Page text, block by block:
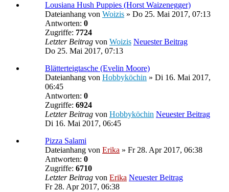
Lousiana Hush Puppies (Horst Waizenegger)
Dateianhang von Woizis » Do 25. Mai 2017, 07:13
Antworten: 0
Zugriffe: 7724
Letzter Beitrag von Woizis Neuester Beitrag
Do 25. Mai 2017, 07:13
Blätterteigtasche (Evelin Moore)
Dateianhang von Hobbyköchin » Di 16. Mai 2017,
06:45
Antworten: 0
Zugriffe: 6924
Letzter Beitrag von Hobbyköchin Neuester Beitrag
Di 16. Mai 2017, 06:45
Pizza Salami
Dateianhang von Erika » Fr 28. Apr 2017, 06:38
Antworten: 0
Zugriffe: 6710
Letzter Beitrag von Erika Neuester Beitrag
Fr 28. Apr 2017, 06:38